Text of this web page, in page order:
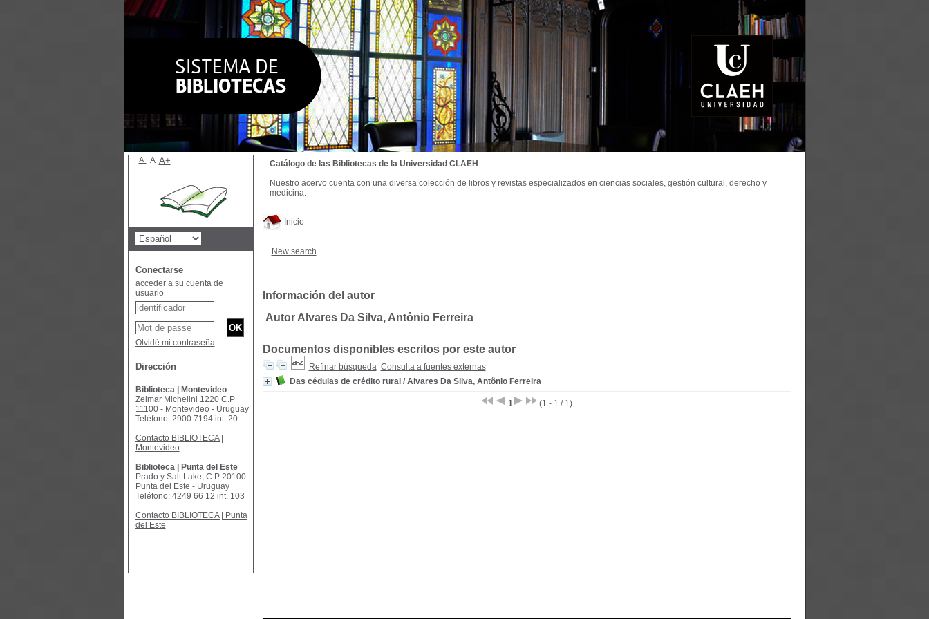
Inicio
New search
Información del autor
Autor Alvares Da Silva, Antônio Ferreira
Documentos disponibles escritos por este autor
Refinar búsqueda Consulta a fuentes externas
Das cédulas de crédito rural / Alvares Da Silva, Antônio Ferreira
1 (1 - 1 / 1)
Catálogo de las Bibliotecas de la Universidad CLAEH
Nuestro acervo cuenta con una diversa colección de libros y revistas especializados en ciencias sociales, gestión cultural, derecho y
medicina.
A- A A+
Conectarse
acceder a su cuenta de
usuario
Olvidé mi contraseña
Dirección
Biblioteca | Montevideo
Zelmar Michelini 1220 C.P
11100 - Montevideo - Uruguay
Teléfono: 2900 7194 int. 20
Contacto BIBLIOTECA |
Montevideo
Biblioteca | Punta del Este
Prado y Salt Lake, C.P 20100
Punta del Este - Uruguay
Teléfono: 4249 66 12 int. 103
Contacto BIBLIOTECA | Punta
del Este